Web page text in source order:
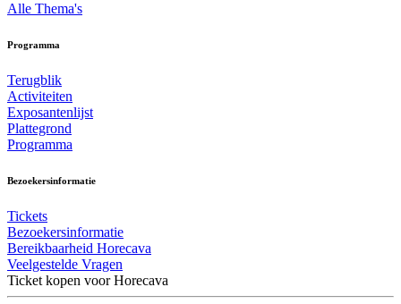
Alle Thema's
Programma
Terugblik
Activiteiten
Exposantenlijst
Plattegrond
Programma
Bezoekersinformatie
Tickets
Bezoekersinformatie
Bereikbaarheid Horecava
Veelgestelde Vragen
Ticket kopen voor Horecava